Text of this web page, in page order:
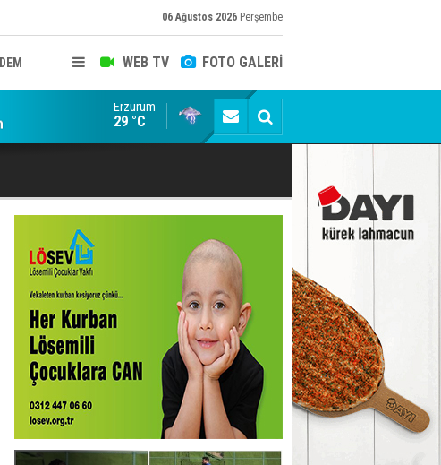
06 Ağustos 2026 Perşembe
WEB TV FOTO GALERİ
Erzurum'da hububat rekoltesi 500 bin tonu aşacak!
Erzurum
29 °C